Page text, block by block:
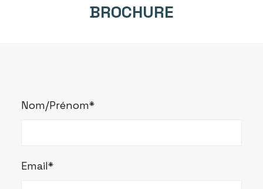
BROCHURE
Nom/Prénom*
Email*